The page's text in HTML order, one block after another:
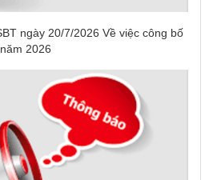
ngày 20/7/2026 Về việc công bố
2026